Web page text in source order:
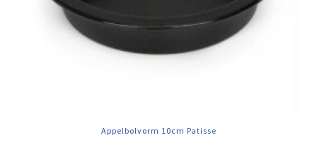
Appelbolvorm 10cm Patisse